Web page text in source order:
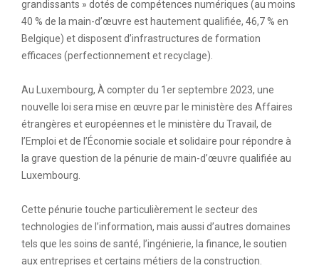
grandissants » dotés de compétences numériques (au moins
40 % de la main-d’œuvre est hautement qualifiée, 46,7 % en
Belgique) et disposent d’infrastructures de formation
efficaces (perfectionnement et recyclage).
Au Luxembourg, À compter du 1er septembre 2023, une
nouvelle loi sera mise en œuvre par le ministère des Affaires
étrangères et européennes et le ministère du Travail, de
l’Emploi et de l’Économie sociale et solidaire pour répondre à
la grave question de la pénurie de main-d’œuvre qualifiée au
Luxembourg.
Cette pénurie touche particulièrement le secteur des
technologies de l’information, mais aussi d’autres domaines
tels que les soins de santé, l’ingénierie, la finance, le soutien
aux entreprises et certains métiers de la construction.